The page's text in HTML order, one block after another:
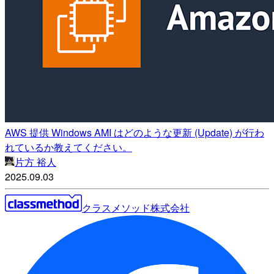
AWS 提供 Windows AMI はどのような更新 (Update) が行わ
れているか教えてください。
片方 裕人
2025.09.03
クラスメソッド株式会社